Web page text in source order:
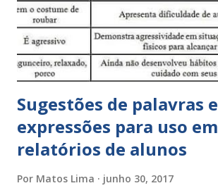
Sugestões de palavras e
expressões para uso em
relatórios de alunos
Por Matos Lima junho 30, 2017